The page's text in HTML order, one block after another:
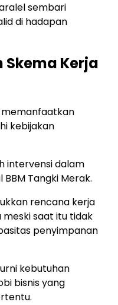
sembari
di hadapan
Skema Kerja
memanfaatkan
kebijakan
intervensi dalam
Tangki Merak.
rencana kerja
saat itu tidak
penyimpanan
kebutuhan
bisnis yang